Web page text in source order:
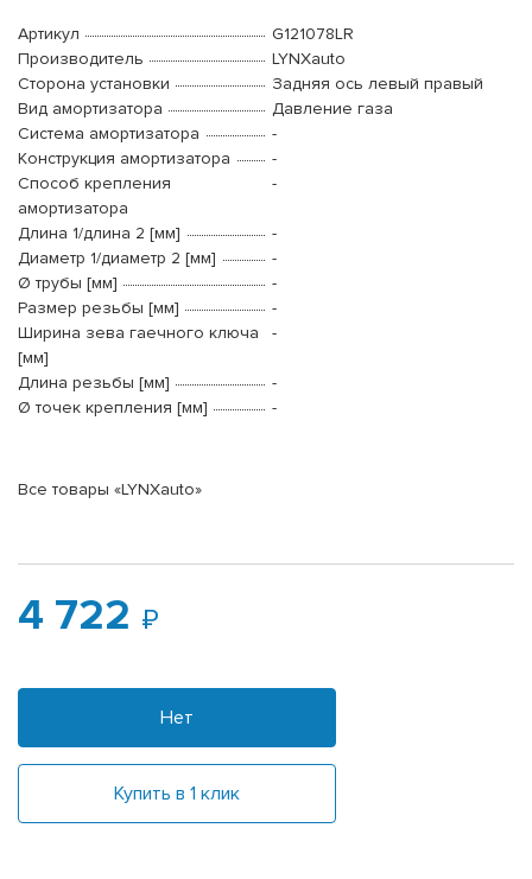
Артикул
G121078LR
Производитель
LYNXauto
Сторона установки
Задняя ось левый правый
Вид амортизатора
Давление газа
Система амортизатора
-
Конструкция амортизатора
-
Способ крепления
амортизатора
-
Длина 1/длина 2 [мм]
-
Диаметр 1/диаметр 2 [мм]
-
Ø трубы [мм]
-
Размер резьбы [мм]
-
Ширина зева гаечного ключа
[мм]
-
Длина резьбы [мм]
-
Ø точек крепления [мм]
-
Все товары «LYNXauto»
4 722
Нет
Купить в 1 клик